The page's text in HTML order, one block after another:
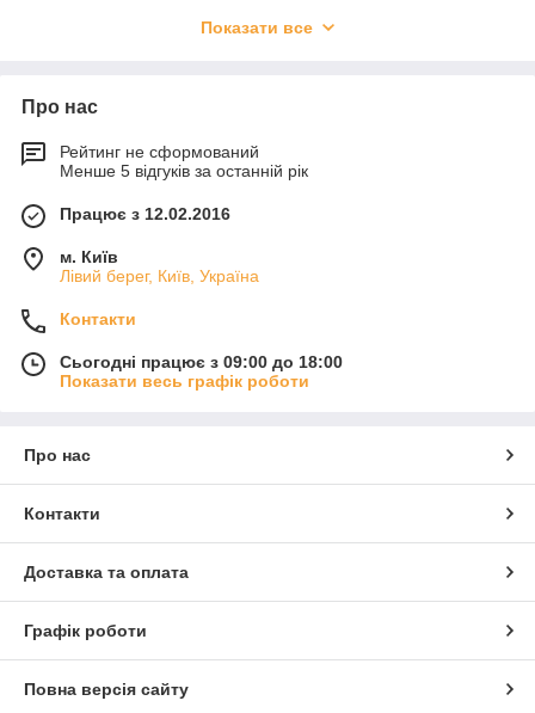
Надійні і недорогі овочерізки від європейських виробників
Подивитися всі моделі професійних овочерізок можна у
Показати все
Про нас
Рейтинг не сформований
Менше 5 відгуків за останній рік
Працює з 12.02.2016
м. Київ
Лівий берег, Київ, Україна
Контакти
Сьогодні працює з 09:00 до 18:00
Показати весь графік роботи
Про нас
Контакти
Доставка та оплата
Графік роботи
Повна версія сайту